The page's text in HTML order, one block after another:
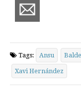
Tags: Ansu Balde
Xavi Hernández